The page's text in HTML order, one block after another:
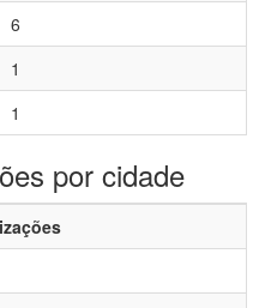
6
1
1
por cidade